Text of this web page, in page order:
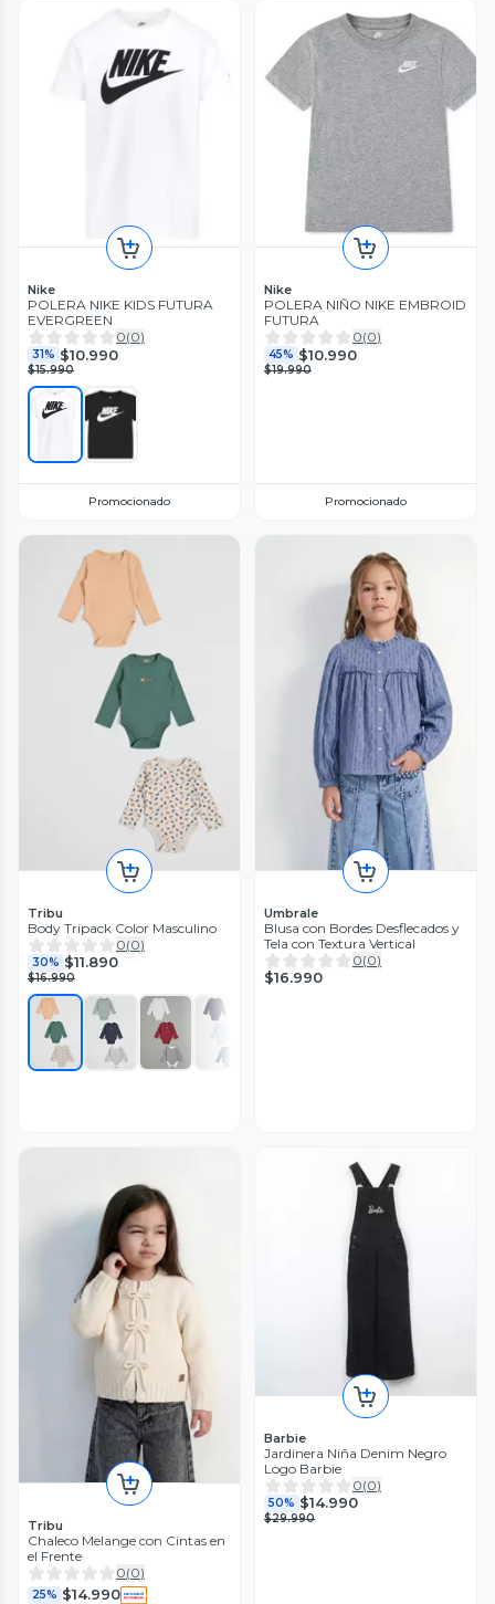
Nike
POLERA NIKE KIDS FUTURA
EVERGREEN
0(0)
31% $10.990
$15.990
Promocionado
Nike
POLERA NIÑO NIKE EMBROID
FUTURA
0(0)
45% $10.990
$19.990
Promocionado
Tribu
Body Tripack Color Masculino
0(0)
30% $11.890
$16.990
Umbrale
Blusa con Bordes Desflecados y
Tela con Textura Vertical
0(0)
$16.990
Tribu
Chaleco Melange con Cintas en
el Frente
0(0)
25% $14.990
Barbie
Jardinera Niña Denim Negro
Logo Barbie
0(0)
50% $14.990
$29.990